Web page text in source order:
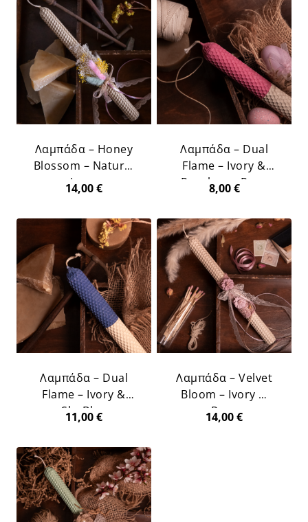
Λαμπάδα – Honey
Blossom – Natural
Ivory
14,00€
Λαμπάδα – Dual
Flame – Ivory &
Raspberry Rose
8,00€
Λαμπάδα – Dual
Flame – Ivory &
Sky Blue
11,00€
Λαμπάδα – Velvet
Bloom – Ivory &
Rose
14,00€